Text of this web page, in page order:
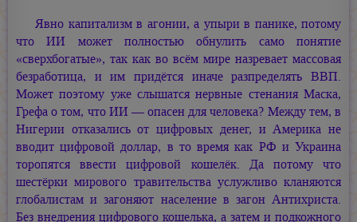
Явно капитализм в агонии, а упыри в панике, потому
что ИИ может полностью обнулить само понятие
«сверхбогатые», так как во всём мире назревает массовая
безработица, и им придётся иначе разпределять ВВП.
Может поэтому уже слышатся нервные стенания Маска,
Грефа о том, что ИИ — опасен для человека? Между тем, в
Нигерии отказались от цифровых денег, и Америка не
вводит цифровой доллар, в то время как РФ и Украина
торопятся ввести цифровой кошелёк. Да потому что
шестёрки мирового травительства услужливо кланяются
глобалистам и загоняют население в загон Антихриста.
Без внедрения цифрового кошелька, а затем и подкожного